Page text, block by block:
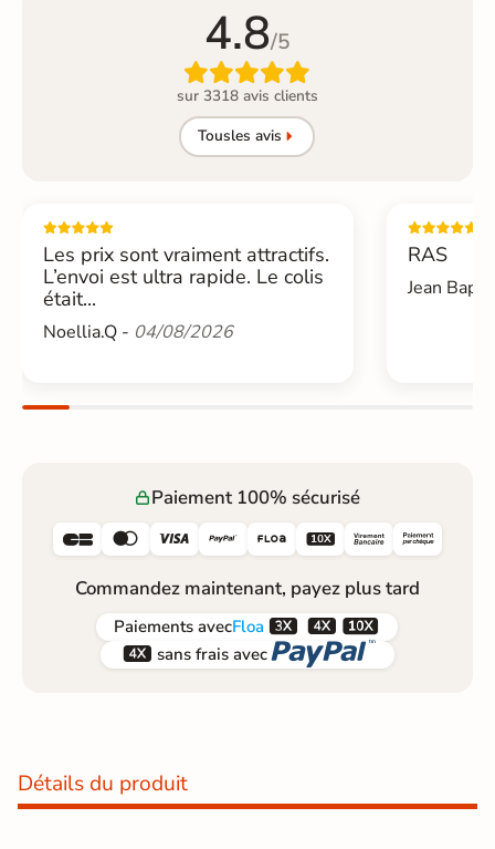
4.8/5

sur 3318 avis clients
Tousles avis
Les prix sont vraiment attractifs.
L’envoi est ultra rapide. Le colis
était...
Noellia.Q - 04/08/2026
RAS
Jean
Paiement 100% sécurisé
     
Commandez maintenant, payez plus tard
Paiements avecFloa  
 sans frais avec 
Détails du produit